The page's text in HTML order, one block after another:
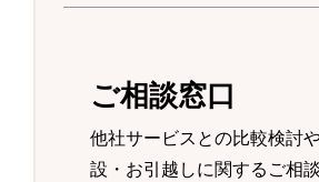
ご相談窓口
他社サービスとの比較検討
設・お引越しに関するご相